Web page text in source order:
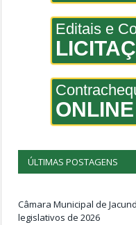
Editais e
ONLINE
ÚLTIMAS POSTAGENS
Câmara Municipal de
legislativos de 2026